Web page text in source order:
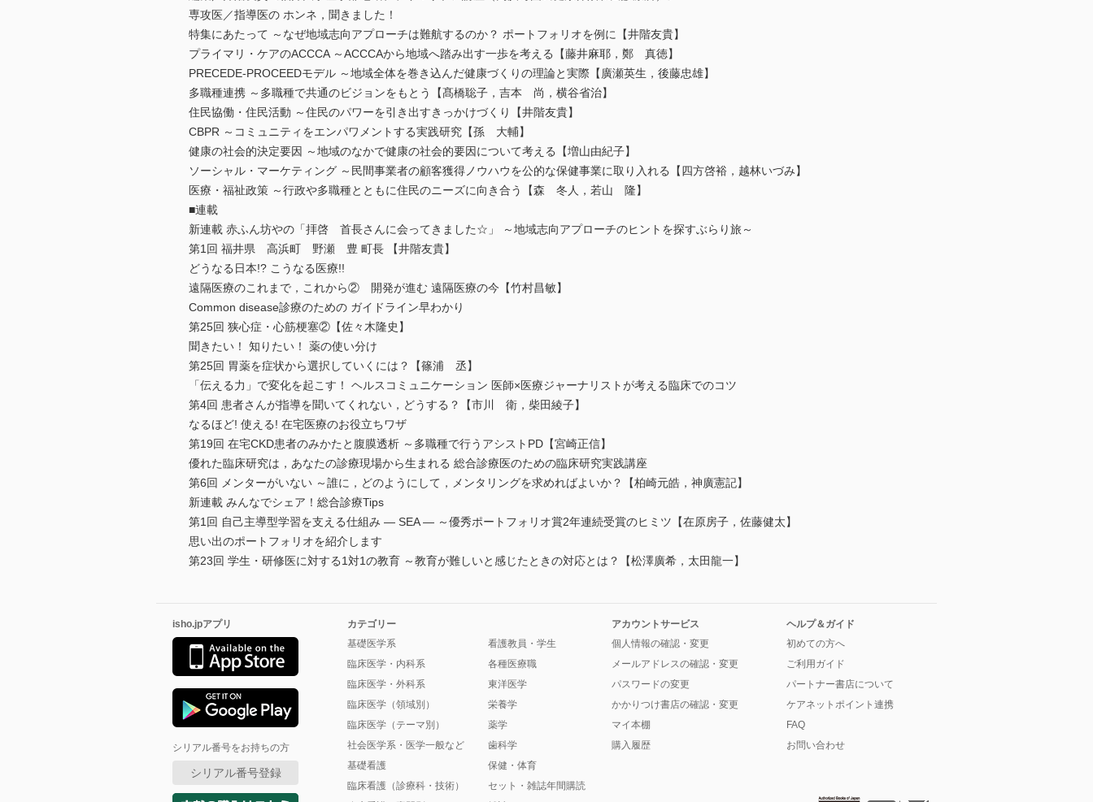
専攻医／指導医の ホンネ，聞きました！
特集にあたって ～なぜ地域志向アプローチは難航するのか？ ポートフォリオを例に【井階友貴】
プライマリ・ケアのACCCA ～ACCCAから地域へ踏み出す一歩を考える【藤井麻耶，鄭 真徳】
PRECEDE-PROCEEDモデル ～地域全体を巻き込んだ健康づくりの理論と実際【廣瀬英生，後藤忠雄】
多職種連携 ～多職種で共通のビジョンをもとう【髙橋聡子，吉本 尚，横谷省治】
住民協働・住民活動 ～住民のパワーを引き出すきっかけづくり【井階友貴】
CBPR ～コミュニティをエンパワメントする実践研究【孫 大輔】
健康の社会的決定要因 ～地域のなかで健康の社会的要因について考える【増山由紀子】
ソーシャル・マーケティング ～民間事業者の顧客獲得ノウハウを公的な保健事業に取り入れる【四方啓裕，越林いづみ】
医療・福祉政策 ～行政や多職種とともに住民のニーズに向き合う【森 冬人，若山 隆】
■連載
新連載 赤ふん坊やの「拝啓 首長さんに会ってきました☆」 ～地域志向アプローチのヒントを探すぶらり旅～
第1回 福井県 高浜町 野瀬 豊 町長 【井階友貴】
どうなる日本!? こうなる医療!!
遠隔医療のこれまで，これから② 開発が進む 遠隔医療の今【竹村昌敏】
Common disease診療のための ガイドライン早わかり
第25回 狭心症・心筋梗塞②【佐々木隆史】
聞きたい！ 知りたい！ 薬の使い分け
第25回 胃薬を症状から選択していくには？【篠浦 丞】
「伝える力」で変化を起こす！ ヘルスコミュニケーション 医師×医療ジャーナリストが考える臨床でのコツ
第4回 患者さんが指導を聞いてくれない，どうする？【市川 衛，柴田綾子】
なるほど! 使える! 在宅医療のお役立ちワザ
第19回 在宅CKD患者のみかたと腹膜透析 ～多職種で行うアシストPD【宮崎正信】
優れた臨床研究は，あなたの診療現場から生まれる 総合診療医のための臨床研究実践講座
第6回 メンターがいない ～誰に，どのようにして，メンタリングを求めればよいか？【柏崎元皓，神廣憲記】
新連載 みんなでシェア！総合診療Tips
第1回 自己主導型学習を支える仕組み ― SEA ― ～優秀ポートフォリオ賞2年連続受賞のヒミツ【在原房子，佐藤健太】
思い出のポートフォリオを紹介します
第23回 学生・研修医に対する1対1の教育 ～教育が難しいと感じたときの対応とは？【松澤廣希，太田龍一】
isho.jpアプリ
シリアル番号をお持ちの方
シリアル番号登録
カテゴリー
基礎医学系
臨床医学・内科系
臨床医学・外科系
臨床医学（領域別）
臨床医学（テーマ別）
社会医学系・医学一般など
基礎看護
臨床看護（診療科・技術）
看護教員・学生
各種医療職
東洋医学
栄養学
薬学
歯科学
保健・体育
セット・雑誌年間購読
アカウントサービス
個人情報の確認・変更
メールアドレスの確認・変更
パスワードの変更
かかりつけ書店の確認・変更
マイ本棚
購入履歴
ヘルプ＆ガイド
初めての方へ
ご利用ガイド
パートナー書店について
ケアネットポイント連携
FAQ
お問い合わせ